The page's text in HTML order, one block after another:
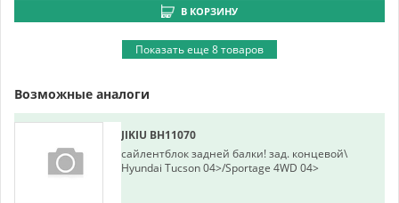
В КОРЗИНУ
Показать еще 8 товаров
Возможные аналоги
JIKIU BH11070
сайлентблок задней балки! зад. концевой\
Hyundai Tucson 04>/Sportage 4WD 04>